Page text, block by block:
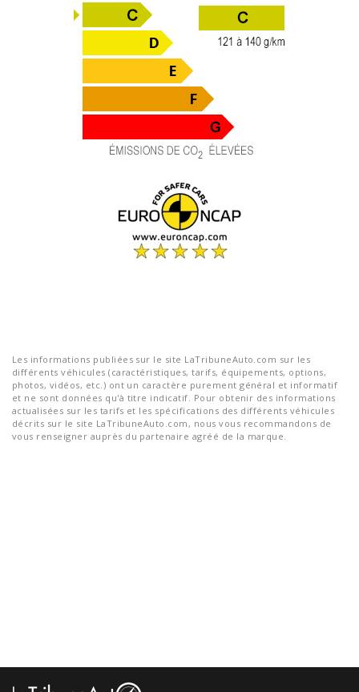
Les informations publiées sur le site LaTribuneAuto.com sur les
différents véhicules (caractéristiques, tarifs, équipements, options,
photos, vidéos, etc.) ont un caractère purement général et informatif
et ne sont données qu'à titre indicatif. Pour obtenir des informations
actualisées sur les tarifs et les spécifications des différents véhicules
décrits sur le site LaTribuneAuto.com, nous vous recommandons de
vous renseigner auprès du partenaire agréé de la marque.